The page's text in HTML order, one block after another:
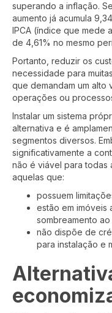
superando a inflação.
aumento já acumula
IPCA (índice que mede
de 4,61% no mesmo
Portanto, reduzir os
necessidade para
que demandam um alto
operações ou
Instalar um sistema
alternativa e é
segmentos diversos.
significativamente a
não é viável para todas
aquelas que:
possuem
estão em imóveis
sombreamento
não dispõe de
para instalação e